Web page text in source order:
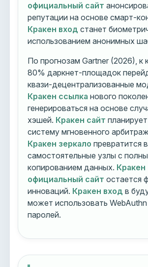
официальный сайт
репутации на основе смарт-
Кракен вход станет
использованием анонимных
По прогнозам Gartner (2026), к
80% даркнет-площадок
квази-децентрализованные
Кракен ссылка нового
генерироваться на основе
хэшей. Кракен сайт
систему мгновенного
Кракен зеркало превратится в
самостоятельные узлы с
копированием данных. Кракен
официальный сайт остается
инноваций. Кракен вход в
может использовать WebAuthn
паролей.